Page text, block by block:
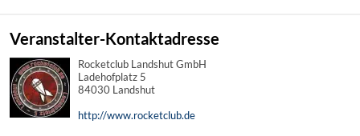
Veranstalter-Kontaktadresse
Rocketclub Landshut GmbH
Ladehofplatz 5
84030 Landshut
http://www.rocketclub.de